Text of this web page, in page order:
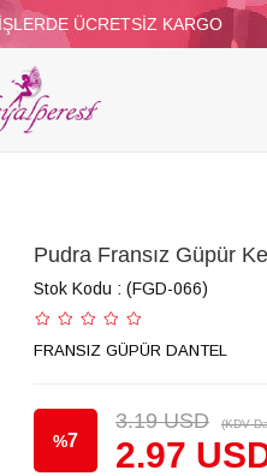
ÜCRETSİZ KARGO
TÜY BONCUKLAR
DİĞER
Pudra Fransız Güpür
Stok Kodu (FGD-066)
FRANSIZ GÜPÜR DANTEL
%7
3.19 USD (KDV
2.97